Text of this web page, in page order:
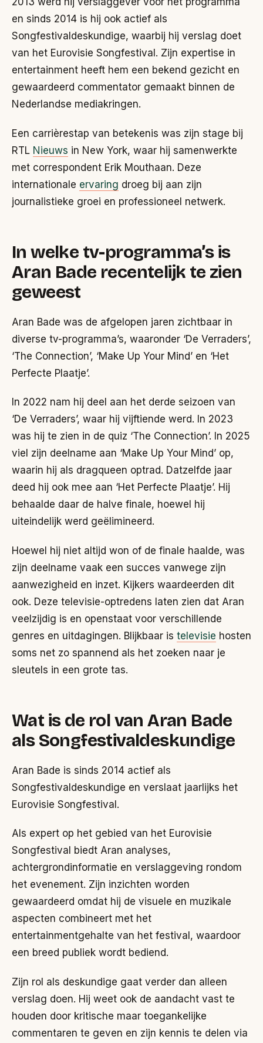
en sinds 2014 is hij ook actief als
Songfestivaldeskundige, waarbij hij verslag doet
van het Eurovisie Songfestival. Zijn expertise in
entertainment heeft hem een bekend gezicht en
gewaardeerd commentator gemaakt binnen de
Nederlandse mediakringen.
Een carrièrestap van betekenis was zijn stage bij
RTL Nieuws in New York, waar hij samenwerkte
met correspondent Erik Mouthaan. Deze
internationale ervaring droeg bij aan zijn
journalistieke groei en professioneel netwerk.
In welke tv-programma’s is
Aran Bade recentelijk te zien
geweest
Aran Bade was de afgelopen jaren zichtbaar in
diverse tv-programma’s, waaronder ‘De Verraders’,
‘The Connection’, ‘Make Up Your Mind’ en ‘Het
Perfecte Plaatje’.
In 2022 nam hij deel aan het derde seizoen van
‘De Verraders’, waar hij vijftiende werd. In 2023
was hij te zien in de quiz ‘The Connection’. In 2025
viel zijn deelname aan ‘Make Up Your Mind’ op,
waarin hij als dragqueen optrad. Datzelfde jaar
deed hij ook mee aan ‘Het Perfecte Plaatje’. Hij
behaalde daar de halve finale, hoewel hij
uiteindelijk werd geëlimineerd.
Hoewel hij niet altijd won of de finale haalde, was
zijn deelname vaak een succes vanwege zijn
aanwezigheid en inzet. Kijkers waardeerden dit
ook. Deze televisie-optredens laten zien dat Aran
veelzijdig is en openstaat voor verschillende
genres en uitdagingen. Blijkbaar is televisie hosten
soms net zo spannend als het zoeken naar je
sleutels in een grote tas.
Wat is de rol van Aran Bade
als Songfestivaldeskundige
Aran Bade is sinds 2014 actief als
Songfestivaldeskundige en verslaat jaarlijks het
Eurovisie Songfestival.
Als expert op het gebied van het Eurovisie
Songfestival biedt Aran analyses,
achtergrondinformatie en verslaggeving rondom
het evenement. Zijn inzichten worden
gewaardeerd omdat hij de visuele en muzikale
aspecten combineert met het
entertainmentgehalte van het festival, waardoor
een breed publiek wordt bediend.
Zijn rol als deskundige gaat verder dan alleen
verslag doen. Hij weet ook de aandacht vast te
houden door kritische maar toegankelijke
commentaren te geven en zijn kennis te delen via